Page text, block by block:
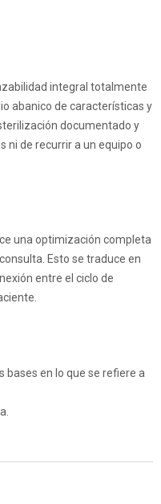
integral totalmente
abanico de características y
documentado y
ni de recurrir a un equipo o
una optimización completa
Esto se traduce en
entre el ciclo de
bases en lo que se refiere a